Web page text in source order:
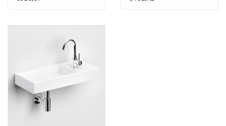
Xo kranen zeer uiteenlopende stijlen realiseren. Bovendien
bestaat er vrijwel altijd een wastafelmengkraan die aansluit op de
vormgeving van de badmengkraan. Dit zorgt voor volop
ontwerpvrijheid en talloze mogelijkheden.
De type 13 wastafelmengkraan heeft een strakke ‘less is more’
vormgeving met ronde vormen. De uitloop is niet wendbaar en de